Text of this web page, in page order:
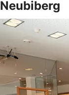
Neubiberg